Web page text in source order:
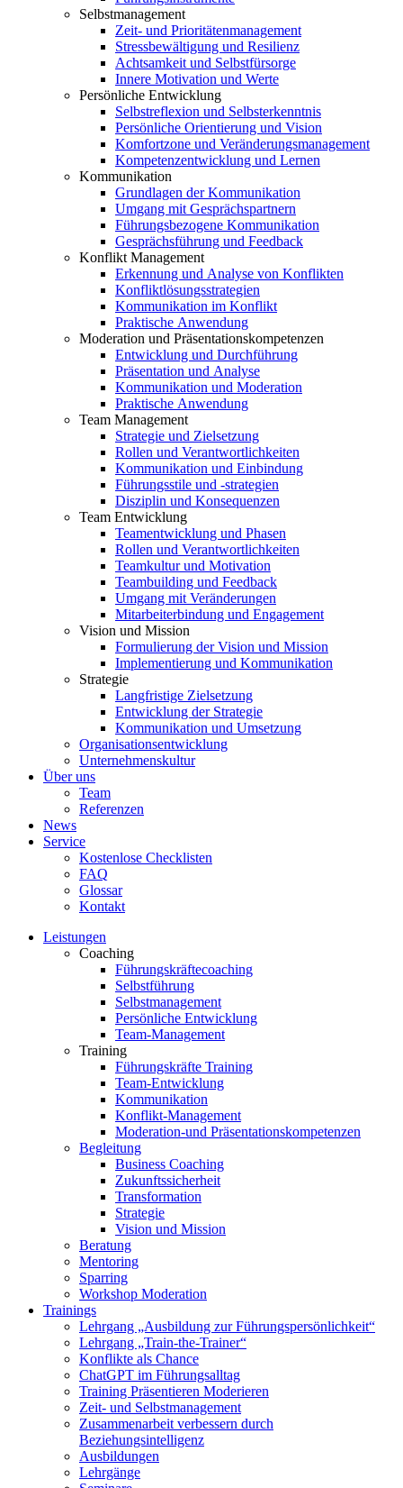
Selbstmanagement
Zeit- und Prioritätenmanagement
Stressbewältigung und Resilienz
Achtsamkeit und Selbstfürsorge
Innere Motivation und Werte
Persönliche Entwicklung
Selbstreflexion und Selbsterkenntnis
Persönliche Orientierung und Vision
Komfortzone und Veränderungsmanagement
Kompetenzentwicklung und Lernen
Kommunikation
Grundlagen der Kommunikation
Umgang mit Gesprächspartnern
Führungsbezogene Kommunikation
Gesprächsführung und Feedback
Konflikt Management
Erkennung und Analyse von Konflikten
Konfliktlösungsstrategien
Kommunikation im Konflikt
Praktische Anwendung
Moderation und Präsentationskompetenzen
Entwicklung und Durchführung
Präsentation und Analyse
Kommunikation und Moderation
Praktische Anwendung
Team Management
Strategie und Zielsetzung
Rollen und Verantwortlichkeiten
Kommunikation und Einbindung
Führungsstile und -strategien
Disziplin und Konsequenzen
Team Entwicklung
Teamentwicklung und Phasen
Rollen und Verantwortlichkeiten
Teamkultur und Motivation
Teambuilding und Feedback
Umgang mit Veränderungen
Mitarbeiterbindung und Engagement
Vision und Mission
Formulierung der Vision und Mission
Implementierung und Kommunikation
Strategie
Langfristige Zielsetzung
Entwicklung der Strategie
Kommunikation und Umsetzung
Organisationsentwicklung
Unternehmenskultur
Über uns
Team
Referenzen
News
Service
Kostenlose Checklisten
FAQ
Glossar
Kontakt
Leistungen
Coaching
Führungskräftecoaching
Selbstführung
Selbstmanagement
Persönliche Entwicklung
Team-Management
Training
Führungskräfte Training
Team-Entwicklung
Kommunikation
Konflikt-Management
Moderation-und Präsentationskompetenzen
Begleitung
Business Coaching
Zukunftssicherheit
Transformation
Strategie
Vision und Mission
Beratung
Mentoring
Sparring
Workshop Moderation
Trainings
Lehrgang „Ausbildung zur Führungspersönlichkeit“
Lehrgang „Train-the-Trainer“
Konflikte als Chance
ChatGPT im Führungsalltag
Training Präsentieren Moderieren
Zeit- und Selbstmanagement
Zusammenarbeit verbessern durch
Beziehungsintelligenz
Ausbildungen
Lehrgänge